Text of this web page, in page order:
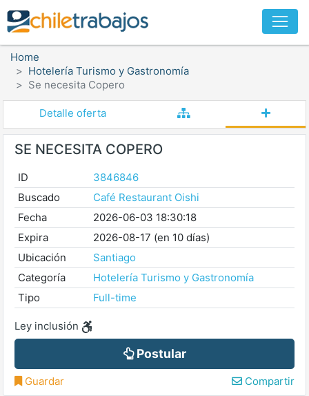
Home
Hotelería Turismo y Gastronomía
Se necesita Copero
Detalle oferta
SE NECESITA COPERO
ID
3846846
Buscado
Café Restaurant Oishi
Fecha
2026-06-03 18:30:18
Expira
2026-08-17 (en 10 días)
Ubicación
Santiago
Categoría
Hotelería Turismo y Gastronomía
Tipo
Full-time
Ley inclusión
Postular
Guardar Compartir